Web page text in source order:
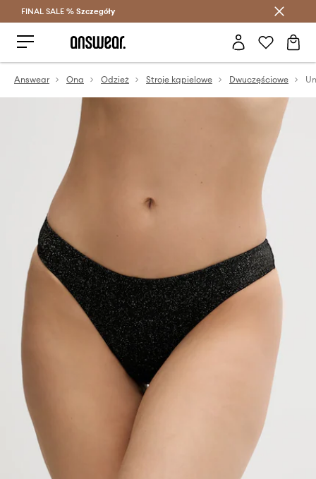
Oszczędzaj z Answear Club >
FINAL SALE % Szczegóły
Answear Ona Odzież Stroje kąpielowe Dwuczęściowe